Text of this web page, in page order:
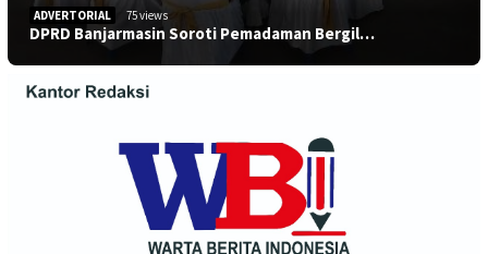
ADVERTORIAL 75 views
DPRD Banjarmasin Soroti Pemadaman Bergil…